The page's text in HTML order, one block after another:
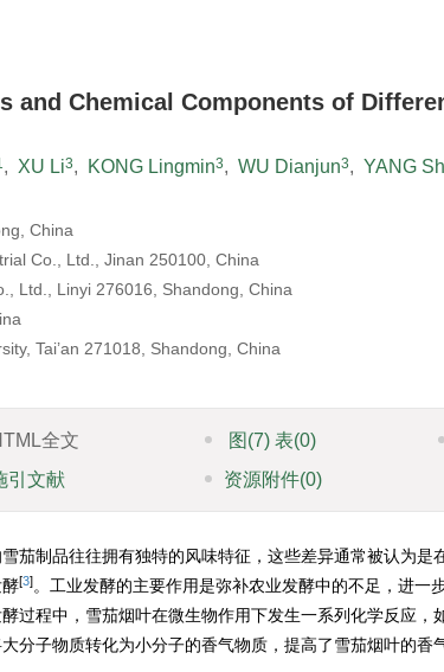
and Chemical Components of
, XU Li3, KONG Lingmin3, WU Dianjun3, YANG
China
Co., Ltd., Jinan 250100, China
Ltd., Linyi 276016, Shandong, China
Tai’an 271018, Shandong, China
全文 图 (7)表(0)
引文献 资源附件(0)
雪茄制品往往拥有独特的风味特征，这些差异通常被认为是
[3]。工业发酵的主要作用是弥补农业发酵中的不足，进一
酵过程中，雪茄烟叶在微生物作用下发生一系列化学反应，
分子物质转化为小分子的香气物质，提高了雪茄烟叶的香